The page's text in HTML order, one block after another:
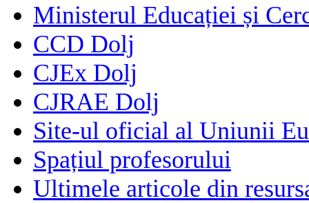
Ministerul Educației și
CCD Dolj
CJEx Dolj
CJRAE Dolj
Site-ul oficial al Uniunii
Spațiul profesorului
Ultimele articole din